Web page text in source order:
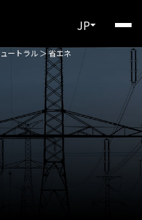
JP
ートラル＞省エネ